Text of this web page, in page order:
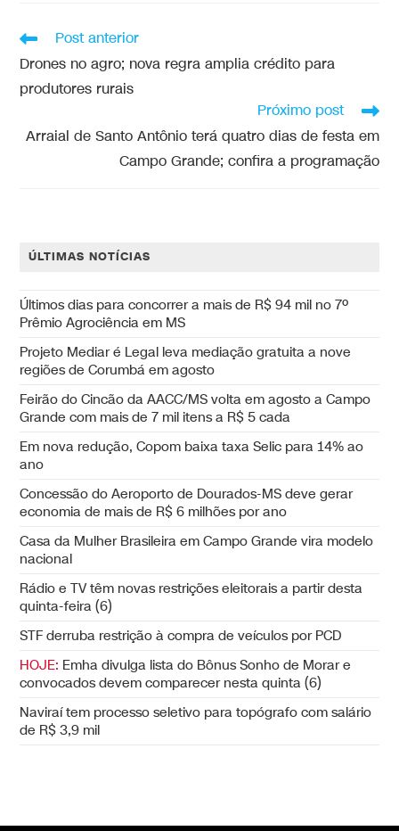
Post anterior
Drones no agro; nova regra amplia crédito para
produtores rurais
Próximo post
Arraial de Santo Antônio terá quatro dias de festa em
Campo Grande; confira a programação
ÚLTIMAS NOTÍCIAS
Últimos dias para concorrer a mais de R$ 94 mil no 7º
Prêmio Agrociência em MS
Projeto Mediar é Legal leva mediação gratuita a nove
regiões de Corumbá em agosto
Feirão do Cincão da AACC/MS volta em agosto a Campo
Grande com mais de 7 mil itens a R$ 5 cada
Em nova redução, Copom baixa taxa Selic para 14% ao
ano
Concessão do Aeroporto de Dourados-MS deve gerar
economia de mais de R$ 6 milhões por ano
Casa da Mulher Brasileira em Campo Grande vira modelo
nacional
Rádio e TV têm novas restrições eleitorais a partir desta
quinta-feira (6)
STF derruba restrição à compra de veículos por PCD
HOJE: Emha divulga lista do Bônus Sonho de Morar e
convocados devem comparecer nesta quinta (6)
Naviraí tem processo seletivo para topógrafo com salário
de R$ 3,9 mil